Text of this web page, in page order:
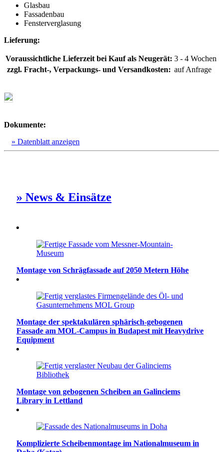
Glasbau
Fassadenbau
Fensterverglasung
Lieferung:
Voraussichtliche Lieferzeit bei Kauf als Neugerät: 3 - 4 Wochen
zzgl. Fracht-, Verpackungs- und Versandkosten: auf Anfrage
Dokumente:
» Datenblatt anzeigen
» News & Einsätze
Montage von Schrägfassade auf 2050 Metern Höhe
Montage der spektakulären sphärisch-gebogenen
Fassade am MOL-Campus in Budapest mit Heavydrive
Equipment
Montage von gebogenen Scheiben an Galinciems
Library in Lettland
Komplizierte Scheibenmontage im Nationalmuseum in